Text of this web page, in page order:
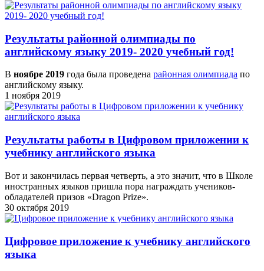
Результаты районной олимпиады по
английскому языку 2019- 2020 учебный год!
В ноябре 2019 года была проведена районная олимпиада по
английскому языку.
1 ноября 2019
Результаты работы в Цифровом приложении к
учебнику английского языка
Вот и закончилась первая четверть, а это значит, что в Школе
иностранных языков пришла пора награждать учеников-
обладателей призов «Dragon Prize».
30 октября 2019
Цифровое приложение к учебнику английского
языка